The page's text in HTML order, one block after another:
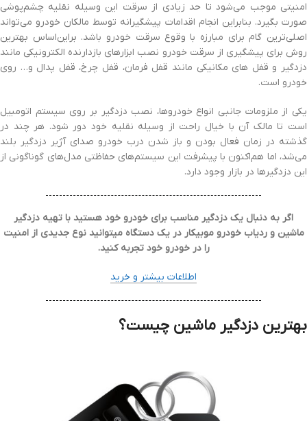
امنیتی موجب می‌شود تا حد زیادی از سرقت این وسیله نقلیه چشم‌پوشی
صورت بگیرد. بنابراین انجام اقدامات پیشگیرانه توسط مالکان خودرو می‌تواند
اصلی‌ترین گام برای مبارزه با وقوع سرقت خودرو باشد. براین‌اساس بهترین
روش برای پیشگیری از سرقت خودرو نصب ابزارهای بازدارنده الکترونیکی مانند
دزدگیر و قفل های مکانیکی مانند قفل فرمان، قفل چرخ، قفل پدال و… روی
خودرو است.
یکی از ملزومات جانبی انواع خودروها، نصب دزدگیر بر روی سیستم اتومبیل
است تا مالک آن با خیال راحت از وسیله نقلیه خود دور شود. هر چند در
گذشته در زمان فعال بودن و باز شدن درب خودرو صدای آژیر دزدگیر بلند
می‌شد، اما هم‌اکنون با پیشرفت این سیستم‌های حفاظتی مدل‌های گوناگونی از
این دزدگیرها در بازار وجود دارد.
اگر به دنبال یک دزدگیر مناسب برای خودرو خود هستید با تهیه دزدگیر
ماشین و ردیاب خودرو موبیکار در یک دستگاه میتوانید نوع جدیدی از امنیت
را در خودرو خود تجربه کنید.
اطلاعات بیشتر و خرید
بهترین دزدگیر ماشین چیست؟